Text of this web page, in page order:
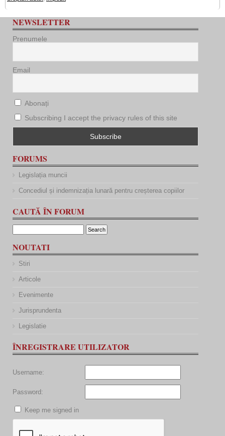
NEWSLETTER
Prenumele
Email
Abonați
Subscribing I accept the privacy rules of this site
FORUMS
Legislația muncii
Concediul și indemnizația lunară pentru creșterea copiilor
CAUTĂ ÎN FORUM
NOUTATI
Stiri
Articole
Evenimente
Jurisprundenta
Legislatie
ÎNREGISTRARE UTILIZATOR
Username:
Password:
Keep me signed in